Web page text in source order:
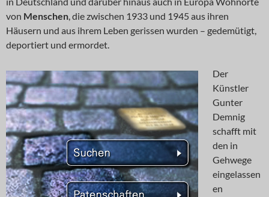
von Menschen, die zwischen 1933 und 1945 aus ihren
Häusern und aus ihrem Leben gerissen wurden – gedemütigt,
deportiert und ermordet.
Der
Künstler
Gunter
Demnig
schafft mit
den in
Gehwege
eingelassen
en